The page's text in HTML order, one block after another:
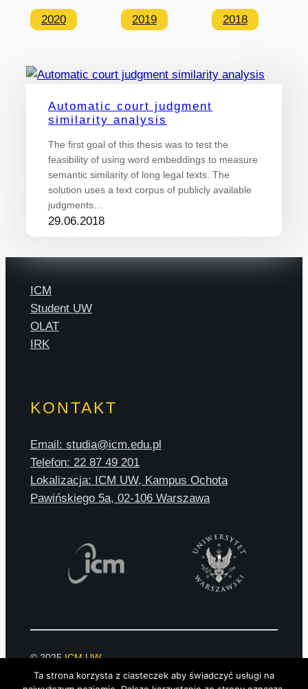
2020 2019 2018
Automatic court judgment
similarity analysis
The first goal of this thesis was to test the
feasibility of using word embeddings to measure
semantic similarity of long legal texts. The
solution uses a text corpus of publicly available
judgments…
29.06.2018
ICM
Student UW
OLAT
IRK
KONTAKT
Email: studia@icm.edu.pl
Telefon: 22 87 49 201
Lokalizacja: ICM UW, Kampus Ochota
Pawińskiego 5a, 02-106 Warszawa
© 2025ICM UW
Pliki cookies
Ta strona korzysta z ciasteczek aby świadczyć usługi na